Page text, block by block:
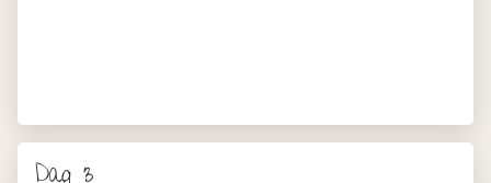
Je verlaat Amman en rijdt vandaag naar Petra. Onderweg